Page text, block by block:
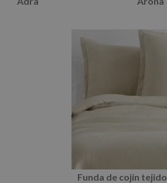
Funda de cojín tejido